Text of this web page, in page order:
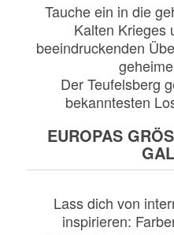
Tauche ein in die
Kalten Krieges
beeindruckenden
Der Teufelsberg
bekanntesten
EUROPAS
Lass dich von
inspirieren: